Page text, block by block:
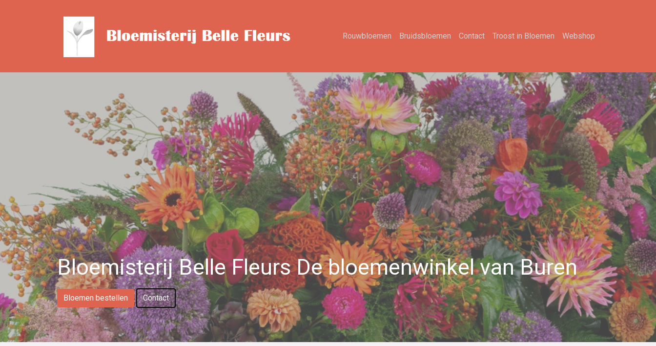
Rouwbloemen Bruidsbloemen Contact Troost in Bloemen Webshop
Bloemisterij Belle Fleurs De bloemenwinkel van Buren
Bloemen bestellen Contact